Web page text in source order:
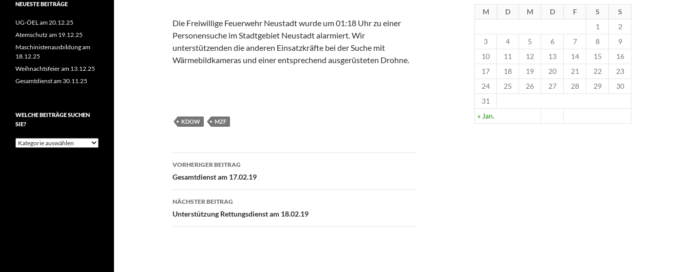
Die Freiwillige Feuerwehr Neustadt wurde um 01:18 Uhr zu einer
Personensuche im Stadtgebiet Neustadt alarmiert. Wir
unterstützenden die anderen Einsatzkräfte bei der Suche mit
Wärmebildkameras und einer entsprechend ausgerüsteten Drohne.
KDOW MZF
Beitragsnavigation
VORHERIGER BEITRAG
Gesamtdienst am 17.02.19
NÄCHSTER BEITRAG
Unterstützung Rettungsdienst am 18.02.19
M D M D F S S
« Jan.
1
2
3
4 5 6 7 8
9
10
11 12 13 14 15
16
17
18 19 20 21 22
23
24
25 26 27 28 29
30
31
NEUESTE BEITRÄGE
UG-ÖEL am 20.12.25
Atemschutz am 19.12.25
Maschinistenausbildung am
18.12.25
Weihnachtsfeier am 13.12.25
Gesamtdienst am 30.11.25
WELCHE BEITRÄGE SUCHEN
SIE?
Welche